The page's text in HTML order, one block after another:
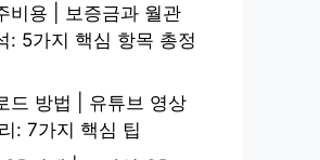
비용 | 보증금과 월관
: 5가지 핵심 항목 총정
드 방법 | 유튜브 영상
: 7가지 핵심 팁